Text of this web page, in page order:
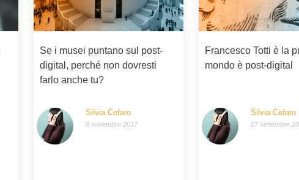
Se i musei puntano sul post-
digital, perché non dovresti
farlo anche tu?
Silvia Cefaro
9 novembre 2017
Francesco Totti è la
mondo è post-digital
Silvia Cefaro
27 settembre